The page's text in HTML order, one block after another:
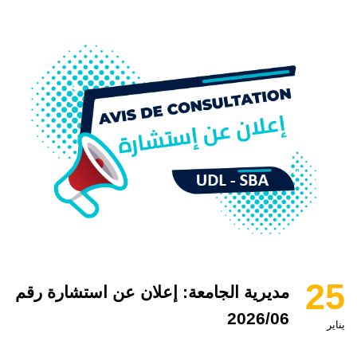
25
يناير
مديرية الجامعة: إعلان عن استشارة رقم
2026/06